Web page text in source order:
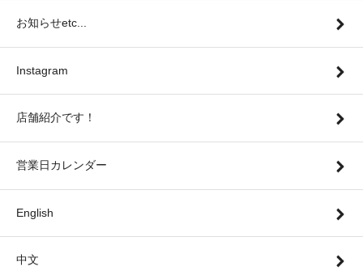
お知らせetc...
Instagram
店舗紹介です！
営業日カレンダー
English
中文